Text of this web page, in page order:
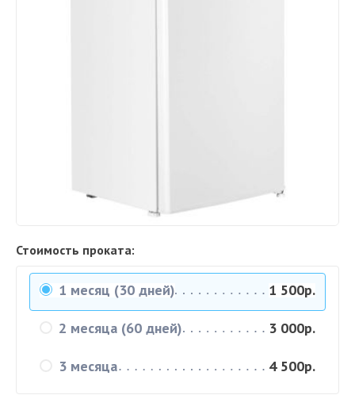
Стоимость проката:
1 месяц (30 дней) 1 500р.
2 месяца (60 дней) 3 000р.
3 месяца 4 500р.